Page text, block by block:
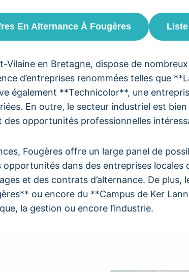
En Alternance À Fougères
Vilaine en Bretagne, dispose de
d’entreprises renommées telles que
également **Technicolor**, une
En outre, le secteur industriel est
opportunités professionnelles
Fougères offre un large panel de
dans des entreprises
et des contrats d’alternance. De plus,
ou encore du **Campus de Ker
la gestion ou encore l’industrie.